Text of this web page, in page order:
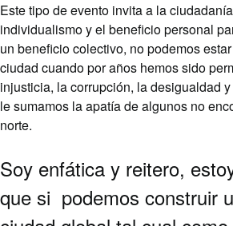
Este tipo de evento invita a la
individualismo y el beneficio personal
un beneficio colectivo, no podemos
ciudad cuando por años hemos sido
injusticia, la corrupción, la desigualdad
le sumamos la apatía de algunos no
norte.
Soy enfática y reitero,
que si podemos construir